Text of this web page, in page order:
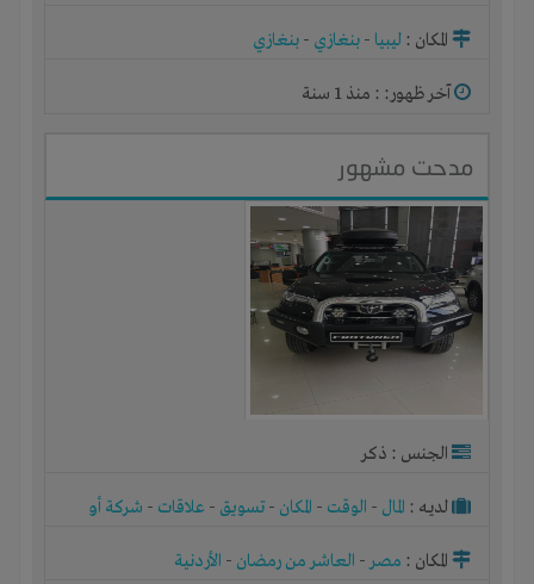
المكان : ليبيا - بنغازي - بنغازي
آخر ظهور: : منذ 1 سنة
مدحت مشهور
الجنس : ذكر
لديـه : المال - الوقت - المكان - تسويق - علاقات - شركة أو
المكان : مصر- العاشر من رمضان - الأردنية